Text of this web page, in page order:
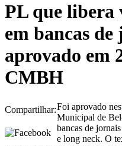
PL que libera
em bancas
aprovado em
CMBH
Compartilhar:Foi aprovado
Municipal de
bancas de
e long neck. O